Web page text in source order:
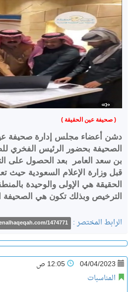
( صحيفة عين الحقيقة )
دشن أعضاء مجلس إدارة صحيفة
الصحيفة بحضور الرئيس الفخري
بن سعد العامر بعد الحصول على
قبل وزارة الإعلام السعودية حيث
الحقيقة هي الإولى والوحيدة
الترخيص وبذلك تكون هي الصحيفة
الرابط المختصر : 1474771/
04/04/2023
المناسبات